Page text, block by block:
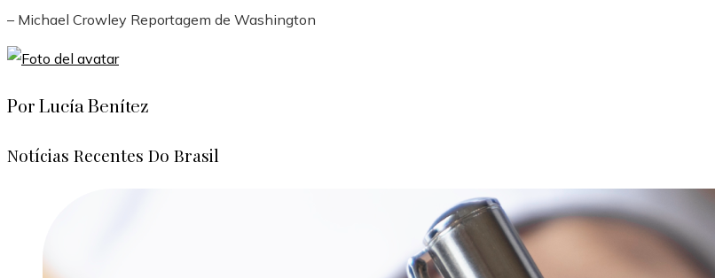
– Michael Crowley Reportagem de Washington
Por Lucía Benítez
Notícias Recentes Do Brasil